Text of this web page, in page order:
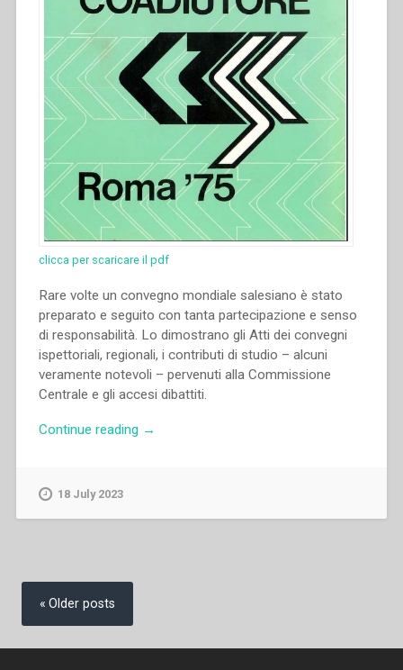
clicca per scaricare il pdf
Rare volte un convegno mondiale salesiano è stato
preparato e seguito con tanta partecipazione e senso
di responsabilità. Lo dimostrano gli Atti dei convegni
ispettoriali, regionali, i contributi di studio – alcuni
veramente notevoli – pervenuti alla Commissione
Centrale e gli accesi dibattiti.
Continue reading “Nicola
Agosto
→
18 July 2023
Posts
navigation
Older posts